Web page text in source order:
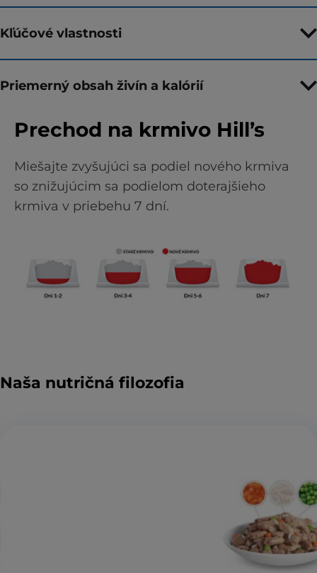
Kľúčové vlastnosti
Priemerný obsah živín a kalórií
Prechod na krmivo Hill’s
Miešajte zvyšujúci sa podiel nového krmiva
so znižujúcim sa podielom doterajšieho
krmiva v priebehu 7 dní.
Naša nutričná filozofia